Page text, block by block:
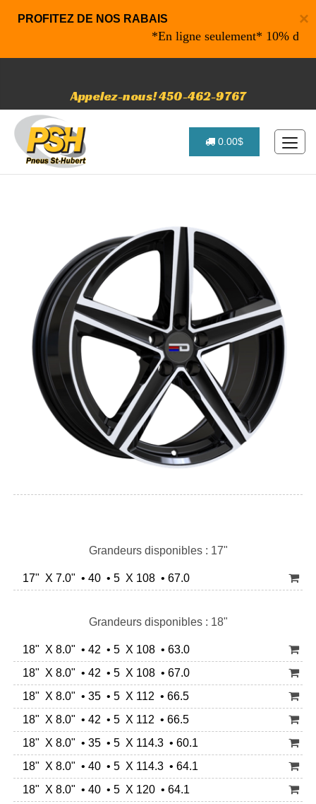
×
PROFITEZ DE NOS RABAIS
*En ligne seulement* 10% de
Appelez-nous! 450-462-9767
0.00$
Grandeurs disponibles : 17"
17" X 7.0" • 40 • 5 X 108 • 67.0
Grandeurs disponibles : 18"
18" X 8.0" • 42 • 5 X 108 • 63.0
18" X 8.0" • 42 • 5 X 108 • 67.0
18" X 8.0" • 35 • 5 X 112 • 66.5
18" X 8.0" • 42 • 5 X 112 • 66.5
18" X 8.0" • 35 • 5 X 114.3 • 60.1
18" X 8.0" • 40 • 5 X 114.3 • 64.1
18" X 8.0" • 40 • 5 X 120 • 64.1